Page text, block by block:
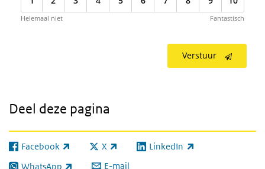
Helemaal niet Fantastisch
Verstuur
Deel deze pagina
Facebook
(externe link) X
(externe link) LinkedIn
(externe link)
WhatsApp
E-mail